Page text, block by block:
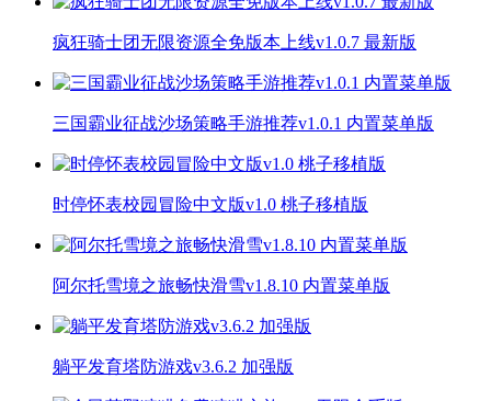
疯狂骑士团无限资源全免版本上线v1.0.7 最新版
三国霸业征战沙场策略手游推荐v1.0.1 内置菜单版
时停怀表校园冒险中文版v1.0 桃子移植版
阿尔托雪境之旅畅快滑雪v1.8.10 内置菜单版
躺平发育塔防游戏v3.6.2 加强版